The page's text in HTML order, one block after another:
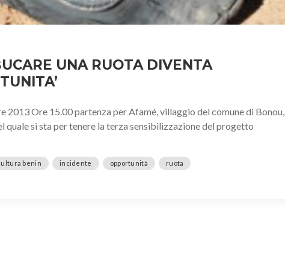
UNA RUOTA DIVENTA
2013 Ore 15.00 partenza per Afamé, villaggio del comune di Bonou,
quale si sta per tenere la terza sensibilizzazione del progetto
benin incidente opportunità ruota